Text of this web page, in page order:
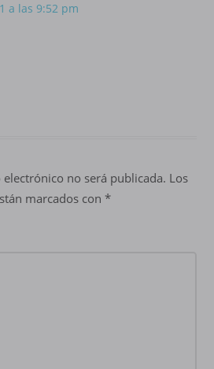
a las 9:52 pm
no será publicada. Los
marcados con *